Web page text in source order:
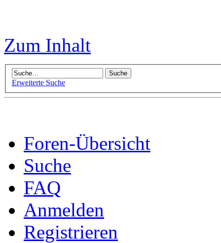
Zum Inhalt
Erweiterte Suche
Foren-Übersicht
Suche
FAQ
Anmelden
Registrieren